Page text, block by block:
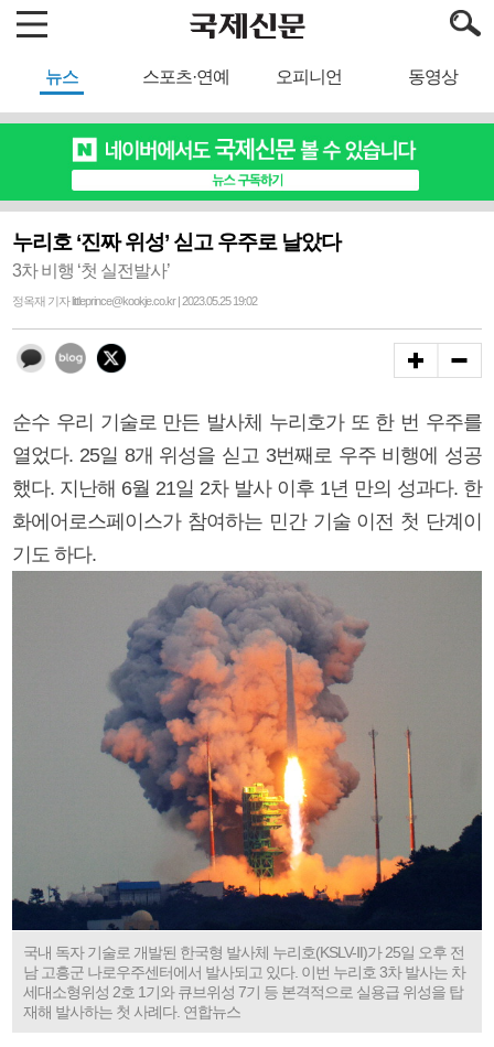
뉴스 스포츠·연예 오피니언 동영상
누리호 ‘진짜 위성’ 싣고 우주로 날았다
3차 비행 ‘첫 실전발사’
정옥재 기자 littleprince@kookje.co.kr | 2023.05.25 19:02
순수 우리 기술로 만든 발사체 누리호가 또 한 번 우주를
열었다. 25일 8개 위성을 싣고 3번째로 우주 비행에 성공
했다. 지난해 6월 21일 2차 발사 이후 1년 만의 성과다. 한
화에어로스페이스가 참여하는 민간 기술 이전 첫 단계이
기도 하다.
국내 독자 기술로 개발된 한국형 발사체 누리호(KSLV-Ⅱ)가 25일 오후 전
남 고흥군 나로우주센터에서 발사되고 있다. 이번 누리호 3차 발사는 차
세대소형위성 2호 1기와 큐브위성 7기 등 본격적으로 실용급 위성을 탑
재해 발사하는 첫 사례다. 연합뉴스